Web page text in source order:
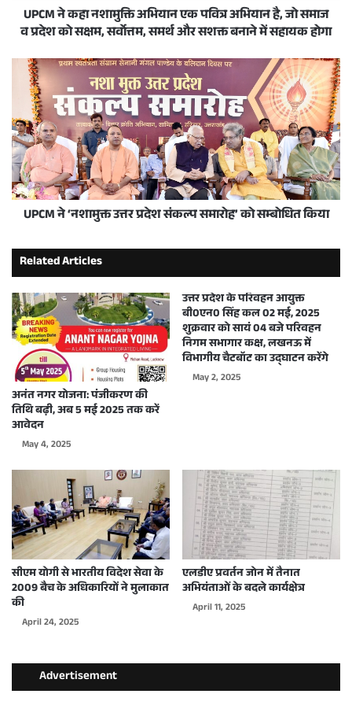
UPCM ने कहा नशामुक्ति अभियान एक पवित्र अभियान है, जो समाज
व प्रदेश को सक्षम, सर्वाेत्तम, समर्थ और सशक्त बनाने में सहायक होगा
UPCM ने ‘नशामुक्त उत्तर प्रदेश संकल्प समारोह’ को सम्बोधित किया
Related Articles
अनंत नगर योजना: पंजीकरण की
तिथि बढ़ी, अब 5 मई 2025 तक करें
आवेदन
May 4, 2025
उत्तर प्रदेश के परिवहन आयुक्त
बी0एन0 सिंह कल 02 मई, 2025
शुक्रवार को सायं 04 बजे परिवहन
निगम सभागार कक्ष, लखनऊ में
विभागीय चैटबॉट का उद्घाटन करेंगे
May 2, 2025
सीएम योगी से भारतीय विदेश सेवा के
2009 बैच के अधिकारियों ने मुलाकात
की
April 24, 2025
एलडीए प्रवर्तन जोन में तैनात
अभियंताओं के बदले कार्यक्षेत्र
April 11, 2025
Advertisement